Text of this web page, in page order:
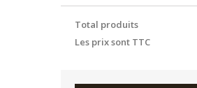
Total produits
Les prix sont TTC